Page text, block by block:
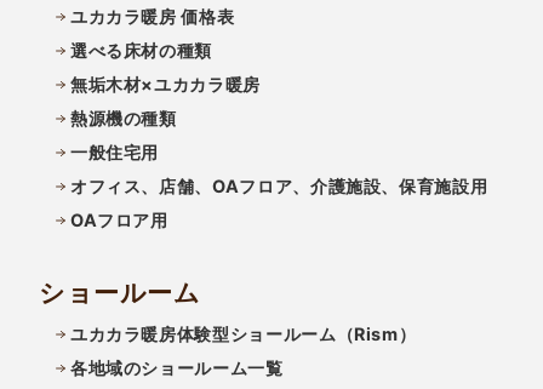
ユカカラ暖房 価格表
選べる床材の種類
無垢木材×ユカカラ暖房
熱源機の種類
一般住宅用
オフィス、店舗、OAフロア、介護施設、保育施設用
OAフロア用
ショールーム
ユカカラ暖房体験型ショールーム（Rism）
各地域のショールーム一覧